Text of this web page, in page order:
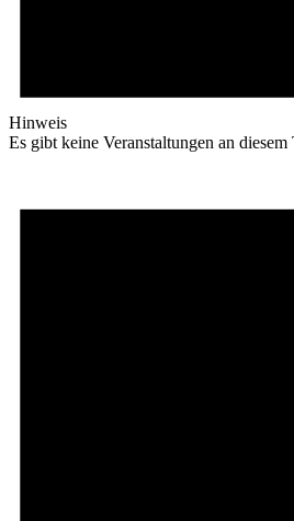
Hinweis
Es gibt keine Veranstaltungen an diesem